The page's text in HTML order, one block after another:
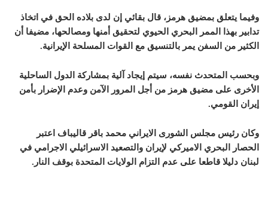
وفيما يتعلق بمضيق هرمز، قال بقائي إن لدى بلاده الحق في اتخاذ
تدابير بهذا الممر البحري الحيوي لتحقيق أمنها ومصالحها، مضيفا أن
الكثير من السفن يمر بالتنسيق مع القوات المسلحة الإيرانية.
وبحسب المتحدث نفسه، سيتم إيجاد آلية بمشاركة الدول الساحلية
الأخرى على مضيق هرمز من أجل المرور الآمن وعدم الإضرار بأمن
إيران القومي.
وكان رئيس مجلس الشورى الايراني محمد باقر قاليباف اعتبر
الحصار البحري الاميركي لإيران والتصعيد الاسرائيلي الاجرامي في
لبنان دليلا قاطعا على عدم التزام الولايات المتحدة بوقف النار.